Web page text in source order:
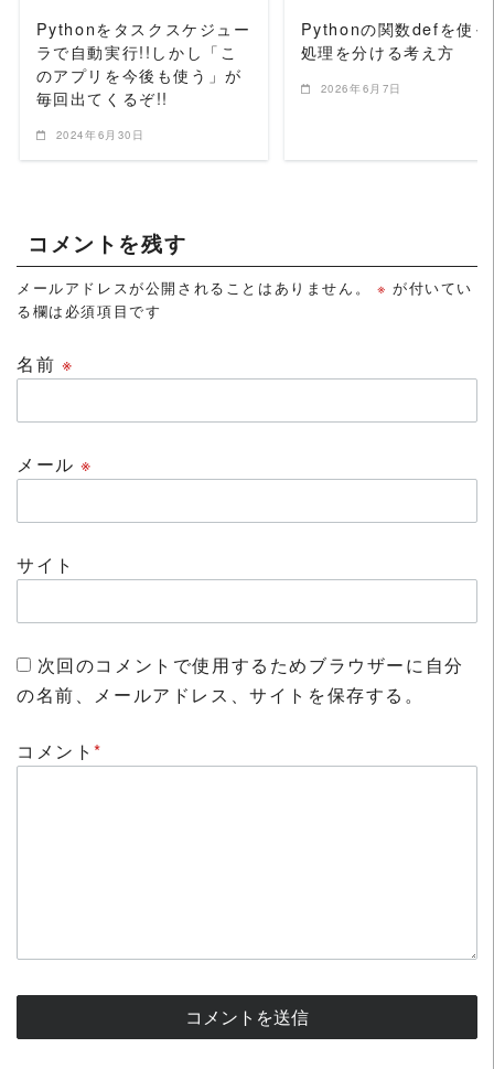
Pythonをタスクスケジュー
ラで自動実行!!しかし「こ
のアプリを今後も使う」が
毎回出てくるぞ!!
2024年6月30日
Pythonの関数defを使
処理を分ける考え方
2026年6月7日
コメントを残す
メールアドレスが公開されることはありません。 ※ が付いてい
る欄は必須項目です
名前 ※
メール※
サイト
次回のコメントで使用するためブラウザーに自分
の名前、メールアドレス、サイトを保存する。
コメント*